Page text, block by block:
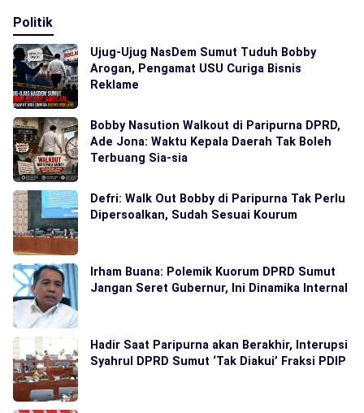
Politik
Ujug-Ujug NasDem Sumut Tuduh Bobby
Arogan, Pengamat USU Curiga Bisnis
Reklame
Bobby Nasution Walkout di Paripurna DPRD,
Ade Jona: Waktu Kepala Daerah Tak Boleh
Terbuang Sia-sia
Defri: Walk Out Bobby di Paripurna Tak Perlu
Dipersoalkan, Sudah Sesuai Kourum
Irham Buana: Polemik Kuorum DPRD Sumut
Jangan Seret Gubernur, Ini Dinamika Internal
Hadir Saat Paripurna akan Berakhir, Interupsi
Syahrul DPRD Sumut ‘Tak Diakui’ Fraksi PDIP